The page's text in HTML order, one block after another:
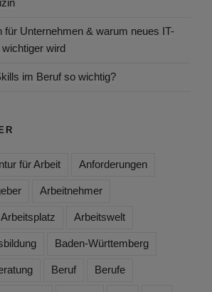
für Unternehmen & warum neues IT-
wird
im Beruf so wichtig?
für Arbeit Anforderungen
Arbeitnehmer
Arbeitsplatz Arbeitswelt
Baden-Württemberg
Beruf Berufe